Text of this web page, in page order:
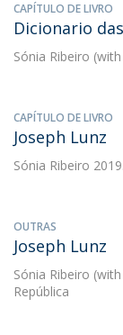
CAPÍTULO DE LIVRO
Dicionario
Sónia Ribeiro
CAPÍTULO DE LIVRO
Joseph Lunz
Sónia Ribeiro
OUTRAS
Joseph Lunz
Sónia Ribeiro
República